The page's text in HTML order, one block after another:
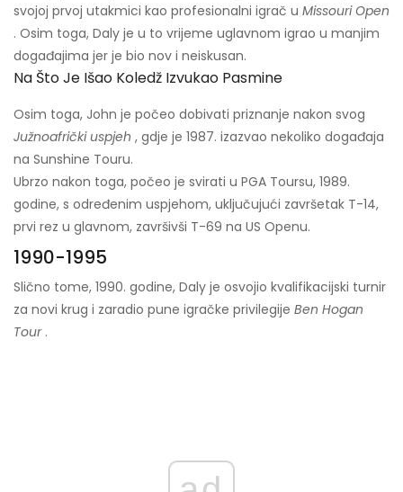
svojoj prvoj utakmici kao profesionalni igrač u Missouri Open
. Osim toga, Daly je u to vrijeme uglavnom igrao u manjim
događajima jer je bio nov i neiskusan.
Na Što Je Išao Koledž Izvukao Pasmine
Osim toga, John je počeo dobivati ​​priznanje nakon svog
Južnoafrički uspjeh , gdje je 1987. izazvao nekoliko događaja
na Sunshine Touru.
Ubrzo nakon toga, počeo je svirati u PGA Toursu, 1989.
godine, s određenim uspjehom, uključujući završetak T-14,
prvi rez u glavnom, završivši T-69 na US Openu.
1990-1995
Slično tome, 1990. godine, Daly je osvojio kvalifikacijski turnir
za novi krug i zaradio pune igračke privilegije Ben Hogan
Tour.